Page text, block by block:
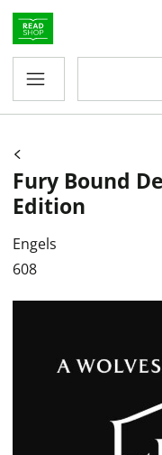
Fury Bound
Edition
Engels
608